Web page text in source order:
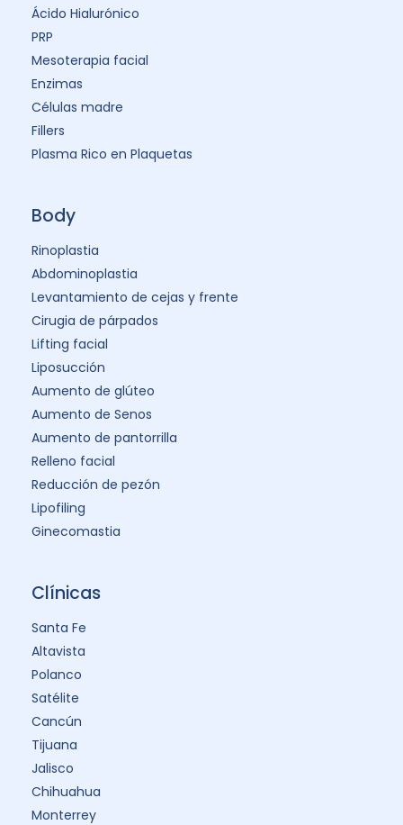
Ácido Hialurónico
PRP
Mesoterapia facial
Enzimas
Células madre
Fillers
Plasma Rico en Plaquetas
Body
Rinoplastia
Abdominoplastia
Levantamiento de cejas y frente
Cirugia de párpados
Lifting facial
Liposucción
Aumento de glúteo
Aumento de Senos
Aumento de pantorrilla
Relleno facial
Reducción de pezón
Lipofiling
Ginecomastia
Clínicas
Santa Fe
Altavista
Polanco
Satélite
Cancún
Tijuana
Jalisco
Chihuahua
Monterrey